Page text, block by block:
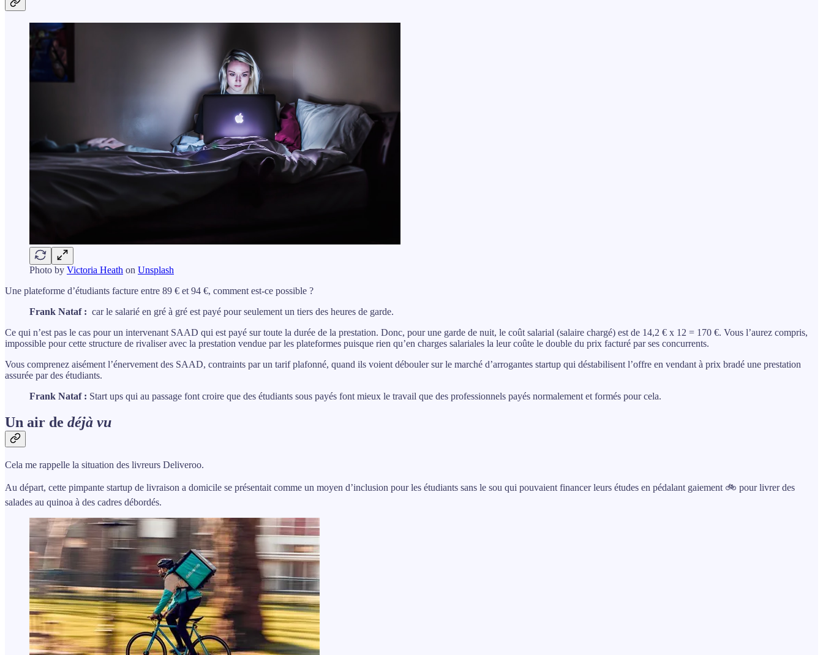
Photo by Victoria Heath on Unsplash
Une plateforme d’étudiants facture entre 89 € et 94 €, comment est-ce possible ?
Frank Nataf : car le salarié en gré à gré est payé pour seulement un tiers des heures de garde.
Ce qui n’est pas le cas pour un intervenant SAAD qui est payé sur toute la durée de la prestation. Donc, pour une garde de nuit, le coût salarial (salaire chargé) est de 14,2 € x 12 = 170 €. Vous l’aurez compris,
impossible pour cette structure de rivaliser avec la prestation vendue par les plateformes puisque rien qu’en charges salariales la leur coûte le double du prix facturé par ses concurrents.
Vous comprenez aisément l’énervement des SAAD, contraints par un tarif plafonné, quand ils voient débouler sur le marché d’arrogantes startup qui déstabilisent l’offre en vendant à prix bradé une prestation
assurée par des étudiants.
Frank Nataf : Start ups qui au passage font croire que des étudiants sous payés font mieux le travail que des professionnels payés normalement et formés pour cela.
Un air de déjà vu
Cela me rappelle la situation des livreurs Deliveroo.
Au départ, cette pimpante startup de livraison a domicile se présentait comme un moyen d’inclusion pour les étudiants sans le sou qui pouvaient financer leurs études en pédalant gaiement 🚲 pour livrer des
salades au quinoa à des cadres débordés.